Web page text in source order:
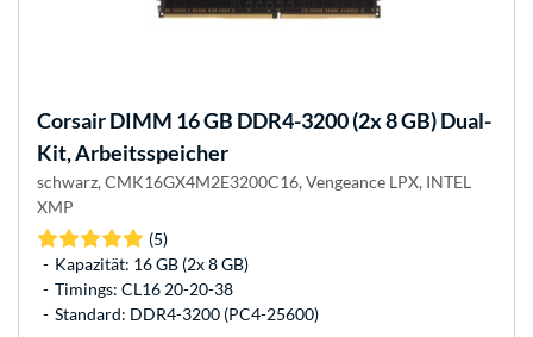
CorsairDIMM 16 GB DDR4-3200 (2x 8 GB) Dual-
Kit, Arbeitsspeicher
schwarz, CMK16GX4M2E3200C16, Vengeance LPX, INTEL
XMP
(5)
Kapazität: 16 GB (2x 8 GB)
Timings: CL16 20-20-38
Standard: DDR4-3200 (PC4-25600)